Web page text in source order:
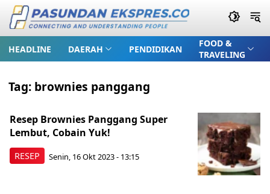
HEADLINE DAERAH PENDIDIKAN
FOOD &
TRAVELING
Tag: brownies panggang
RESEP
Resep Brownies Panggang Super
Lembut, Cobain Yuk!
Senin, 16 Okt 2023 - 13:15